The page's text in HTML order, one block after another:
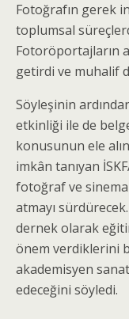
Fotoğrafın gerek
toplumsal
Fotoröportajların
getirdi ve muhalif
Söyleşinin
etkinliği ile de
konusunun ele
imkân tanıyan
fotoğraf ve sinema
atmayı
dernek olarak
önem verdiklerini
akademisyen
edeceğini söyledi.